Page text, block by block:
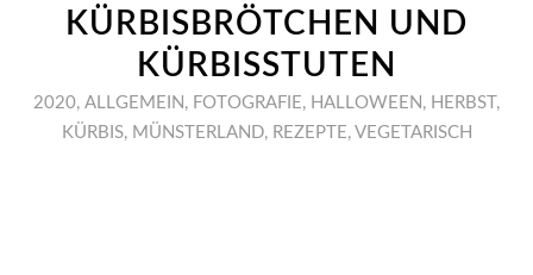
KÜRBISBRÖTCHEN UND
KÜRBISSTUTEN
2020, ALLGEMEIN , FOTOGRAFIE, HALLOWEEN , HERBST ,
KÜRBIS, MÜNSTERLAND, REZEPTE, VEGETARISCH